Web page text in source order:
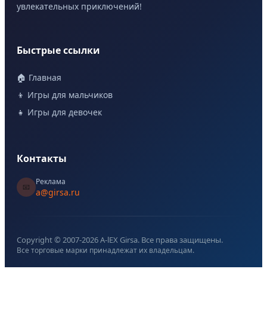
увлекательных приключений!
Быстрые ссылки
🏠 Главная
👦 Игры для мальчиков
👧 Игры для девочек
Контакты
📧
Реклама
a@girsa.ru
Copyright © 2007-2026A-lEX Girsa. Все права защищены.
Все торговые марки принадлежат их владельцам.